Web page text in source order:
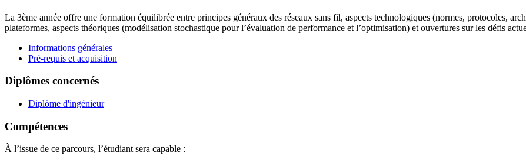
La 3ème année offre une formation équilibrée entre principes généraux des réseaux sans fil, aspects technologiques (normes, protocoles,
plateformes, aspects théoriques (modélisation stochastique pour l’évaluation de performance et l’optimisation) et ouvertures sur les défis
Informations générales
Pré-requis et acquisition
Diplômes concernés
Diplôme d'ingénieur
Compétences
À l’issue de ce parcours, l’étudiant sera capable :